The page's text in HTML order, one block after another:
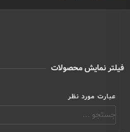
فیلتر نمایش محصولات
عبارت مورد نظر